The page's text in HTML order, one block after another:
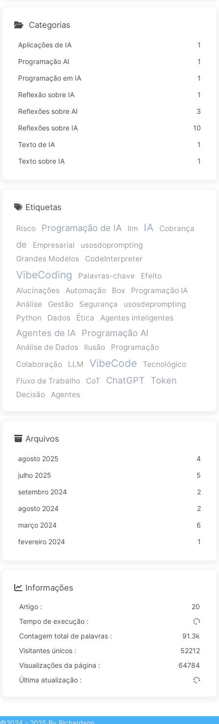
Categorias
Aplicações de IA
1
Programação AI
1
Programação em IA
1
Reflexão sobre IA
1
Reflexões sobre AI
3
Reflexões sobre IA
10
Texto de IA
1
Texto sobre IA
1
Etiquetas
Risco Programação de IA llm IA Cobrança
de Empresarial
usosdoprompting
Grandes Modelos
CodeInterpreter
VibeCoding Palavras-chave
Efeito
Alucinações
Automação Box
Programação IA
Análise
Gestão Segurança
usosdeprompting
Python
Dados Ética Agentes inteligentes
Agentes de IA Programação AI
Análise de Dados Ilusão
Programação
Colaboração
LLM VibeCode
Tecnológico
Fluxo de Trabalho
CoT ChatGPT Token
Decisão Agentes
Arquivos
agosto 2025
4
julho 2025
5
setembro 2024
2
agosto 2024
2
março 2024
6
fevereiro 2024
1
Informações
Artigo :
20
Tempo de execução :
Contagem total de palavras :
91.3k
Visitantes únicos :
52212
Visualizações da página :
64784
Última atualização :